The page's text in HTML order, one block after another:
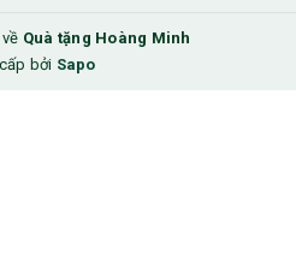
Quà tặng Hoàng Minh
bởi Sapo